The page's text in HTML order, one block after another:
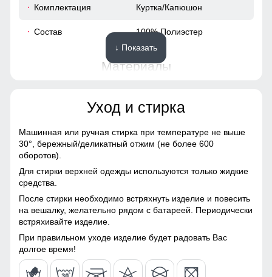
Куртка с водонепроницаемостью 8000мм обеспечит
непревзойденную защиту от дождя. Мембранные
материалы гарантируют сухость и комфорт, позволяя
оставаться активным в любую погоду, не беспокоясь о
влаге.
Повседневная функциональность
Карманы, обеспечивает удобное хранение личных
вещей. Высокий воротник и регулируемые манжеты
защищают от ветра, делая куртку универсальной для
ежедневного использования.
54
70
Комплектация Куртка/Капюшон
Состав 100% Полиэстер
Материалы
Натуральные материалы,
Полиэстер, Плащевка,
Материал подкладки
Материал подкладки
воротника
Материал наполнителя
Фактура материала
Утеплитель гр от 460 до 540
↓ Показать
Уход и стирка
Машинная или ручная стирка при температуре не выше
30°, бережный/деликатный отжим (не более 600
оборотов).
Для стирки верхней одежды используются только жидкие
средства.
После стирки необходимо встряхнуть изделие и повесить
на вешалку, желательно рядом с батареей. Периодически
встряхивайте изделие.
При правильном уходе изделие будет радовать Вас
долгое время!